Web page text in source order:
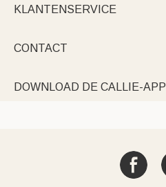
KLANTENSERVICE
CONTACT
DOWNLOAD DE CALLIE-APP